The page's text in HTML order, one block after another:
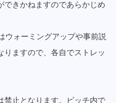
できかねますのであらかじめ
ウォーミングアップや事前説
りますので、各自でストレッ
禁止となります。ピッチ内で